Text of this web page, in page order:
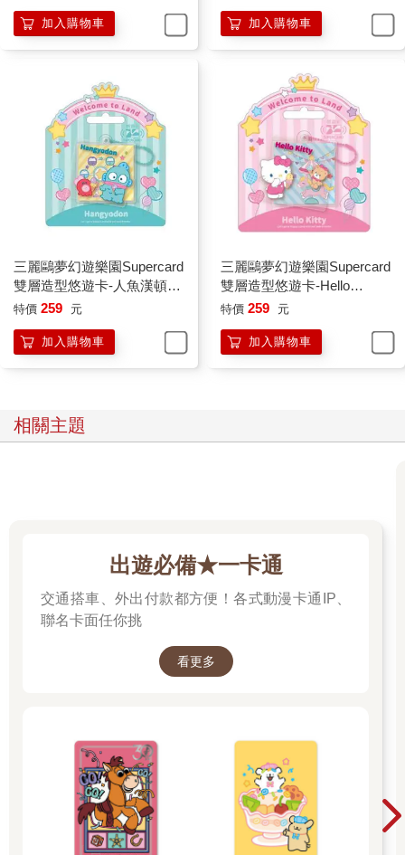
加入購物車 加入購物車
三麗鷗夢幻遊樂園Supercard
雙層造型悠遊卡-人魚漢頓
【受託代銷】
特價 259 元
加入購物車
三麗鷗夢幻遊樂園Supercard
雙層造型悠遊卡-Hello
Kitty【受託代銷】
特價 259 元
加入購物車
相關主題
出遊必備★一卡通
交通搭車、外出付款都方便！各式動漫卡通IP、
聯名卡面任你挑
看更多